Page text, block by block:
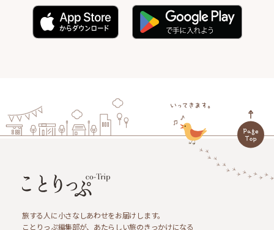
旅する人に小さなしあわせをお届けします。
ことりっぷ編集部が、あたらしい旅のきっかけになる